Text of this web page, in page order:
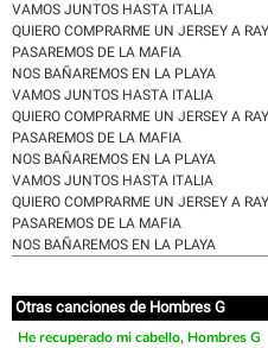
VAMOS JUNTOS HASTA ITALIA
QUIERO COMPRARME UN JERSEY A
PASAREMOS DE LA MAFIA
NOS BAÑAREMOS EN LA PLAYA
VAMOS JUNTOS HASTA ITALIA
QUIERO COMPRARME UN JERSEY A
PASAREMOS DE LA MAFIA
NOS BAÑAREMOS EN LA PLAYA
VAMOS JUNTOS HASTA ITALIA
QUIERO COMPRARME UN JERSEY A
PASAREMOS DE LA MAFIA
NOS BAÑAREMOS EN LA PLAYA
Otras canciones de Hombres G
He recuperado mi cabello, Hombres G